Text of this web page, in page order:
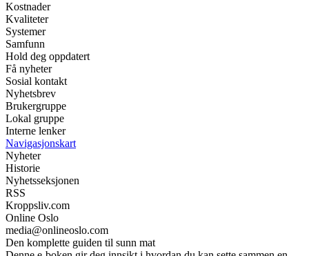
Kostnader
Kvaliteter
Systemer
Samfunn
Hold deg oppdatert
Få nyheter
Sosial kontakt
Nyhetsbrev
Brukergruppe
Lokal gruppe
Interne lenker
Navigasjonskart
Nyheter
Historie
Nyhetsseksjonen
RSS
Kroppsliv.com
Online Oslo
media@onlineoslo.com
Den komplette guiden til sunn mat